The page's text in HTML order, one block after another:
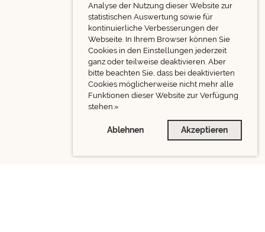
Analyse der Nutzung dieser Website zur
statistischen Auswertung sowie für
kontinuierliche Verbesserungen der
Webseite. In Ihrem Browser können Sie
Cookies in den Einstellungen jederzeit
ganz oder teilweise deaktivieren. Aber
bitte beachten Sie, dass bei deaktivierten
Cookies möglicherweise nicht mehr alle
Funktionen dieser Website zur Verfügung
stehen.»
Ablehnen Akzeptieren